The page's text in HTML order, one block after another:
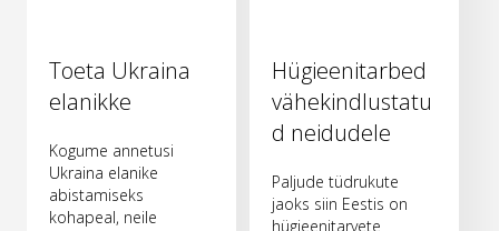
Toeta Ukraina
elanikke
Kogume annetusi
Ukraina elanike
abistamiseks
kohapeal, neile
Hügieenitarbed
vähekindlustatu
d neidudele
Paljude tüdrukute
jaoks siin Eestis on
hügieenitarvete